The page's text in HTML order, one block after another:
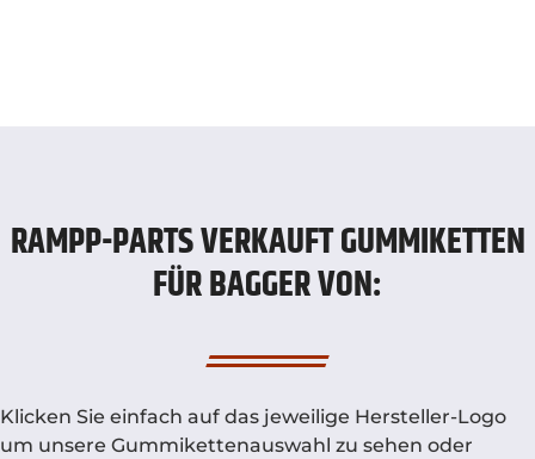
RAMPP-PARTS VERKAUFT GUMMIKETTEN
FÜR BAGGER VON:
Klicken Sie einfach auf das jeweilige Hersteller-Logo
um unsere Gummikettenauswahl zu sehen oder